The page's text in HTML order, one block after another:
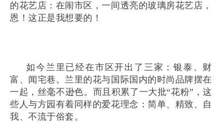
的花艺店：在闹市区，一间透亮的玻璃房花艺店，
恩！这正是我想要的！
如今兰里已经在市区开出了三家：银泰、财
富、闻宅巷。兰里的花与国际国内的时尚品牌摆在
一起，丝毫不逊色。而且积累了一大批“花粉”，这
些人与方园有着同样的爱花理念：简单、精致、自
我、不流于俗套。